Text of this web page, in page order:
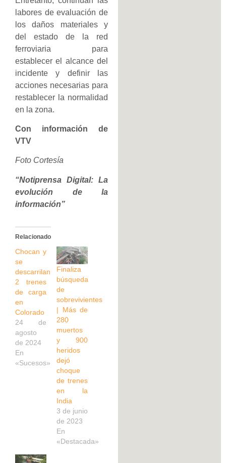
labores de evaluación de
los daños materiales y
del estado de la red
ferroviaria para
establecer el alcance del
incidente y definir las
acciones necesarias para
restablecer la normalidad
en la zona.
Con información de
VTV
Foto Cortesía
“Notiprensa Digital: La
evolución de la
información”
Relacionado
Chocan y
se
descarrilan
2 trenes
de carga
en
Colorado
24 de
agosto
de 2024
En
«Sucesos»
Finaliza
búsqueda
de
sobrevivientes
| Más de
280
muertos
y 900
heridos
dejó
choque
de trenes
en la
India
3 de junio
de 2023
En
«Destacada»